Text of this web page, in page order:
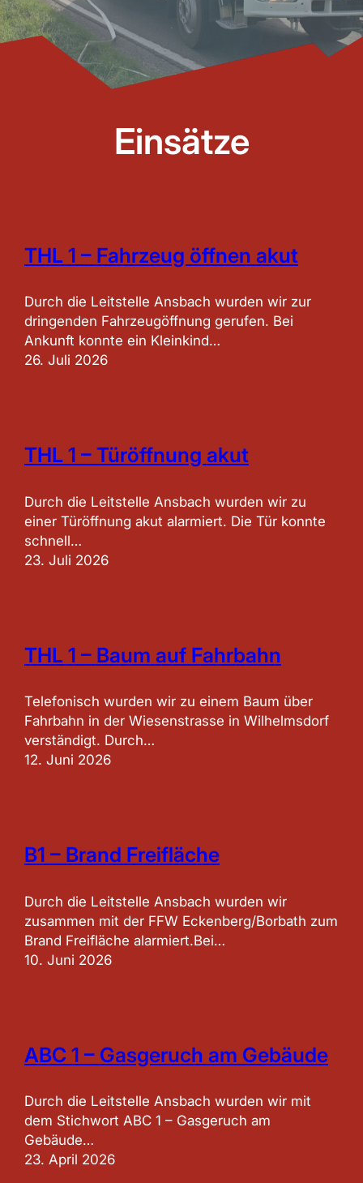
Einsätze
THL 1 – Fahrzeug öffnen akut
Durch die Leitstelle Ansbach wurden wir zur
dringenden Fahrzeugöffnung gerufen. Bei
Ankunft konnte ein Kleinkind…
26. Juli 2026
THL 1 – Türöffnung akut
Durch die Leitstelle Ansbach wurden wir zu
einer Türöffnung akut alarmiert. Die Tür konnte
schnell…
23. Juli 2026
THL 1 – Baum auf Fahrbahn
Telefonisch wurden wir zu einem Baum über
Fahrbahn in der Wiesenstrasse in Wilhelmsdorf
verständigt. Durch…
12. Juni 2026
B1 – Brand Freifläche
Durch die Leitstelle Ansbach wurden wir
zusammen mit der FFW Eckenberg/Borbath zum
Brand Freifläche alarmiert.Bei…
10. Juni 2026
ABC 1 – Gasgeruch am Gebäude
Durch die Leitstelle Ansbach wurden wir mit
dem Stichwort ABC 1 – Gasgeruch am
Gebäude…
23. April 2026